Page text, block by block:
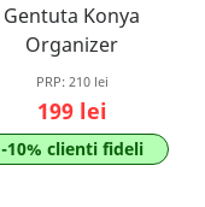
Gentuta Konya
Organizer
PRP: 210 lei
199 lei
-10% clienti fideli